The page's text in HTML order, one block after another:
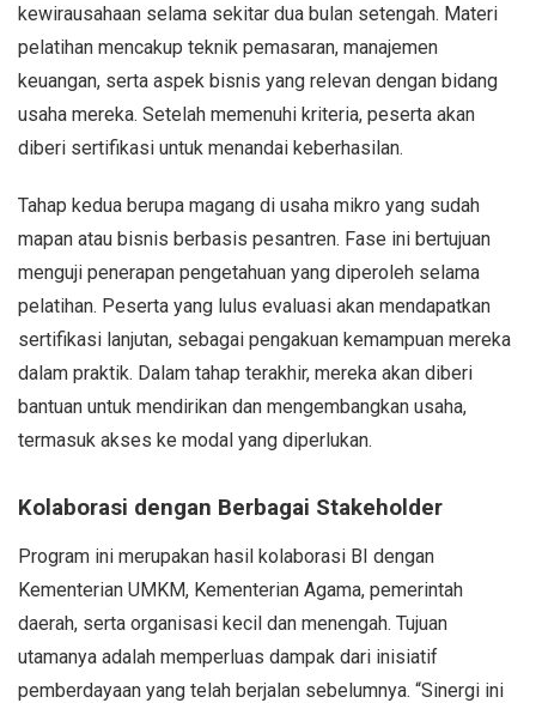
kewirausahaan selama sekitar dua bulan setengah. Materi
pelatihan mencakup teknik pemasaran, manajemen
keuangan, serta aspek bisnis yang relevan dengan bidang
usaha mereka. Setelah memenuhi kriteria, peserta akan
diberi sertifikasi untuk menandai keberhasilan.
Tahap kedua berupa magang di usaha mikro yang sudah
mapan atau bisnis berbasis pesantren. Fase ini bertujuan
menguji penerapan pengetahuan yang diperoleh selama
pelatihan. Peserta yang lulus evaluasi akan mendapatkan
sertifikasi lanjutan, sebagai pengakuan kemampuan mereka
dalam praktik. Dalam tahap terakhir, mereka akan diberi
bantuan untuk mendirikan dan mengembangkan usaha,
termasuk akses ke modal yang diperlukan.
Kolaborasi dengan Berbagai Stakeholder
Program ini merupakan hasil kolaborasi BI dengan
Kementerian UMKM, Kementerian Agama, pemerintah
daerah, serta organisasi kecil dan menengah. Tujuan
utamanya adalah memperluas dampak dari inisiatif
pemberdayaan yang telah berjalan sebelumnya. “Sinergi ini